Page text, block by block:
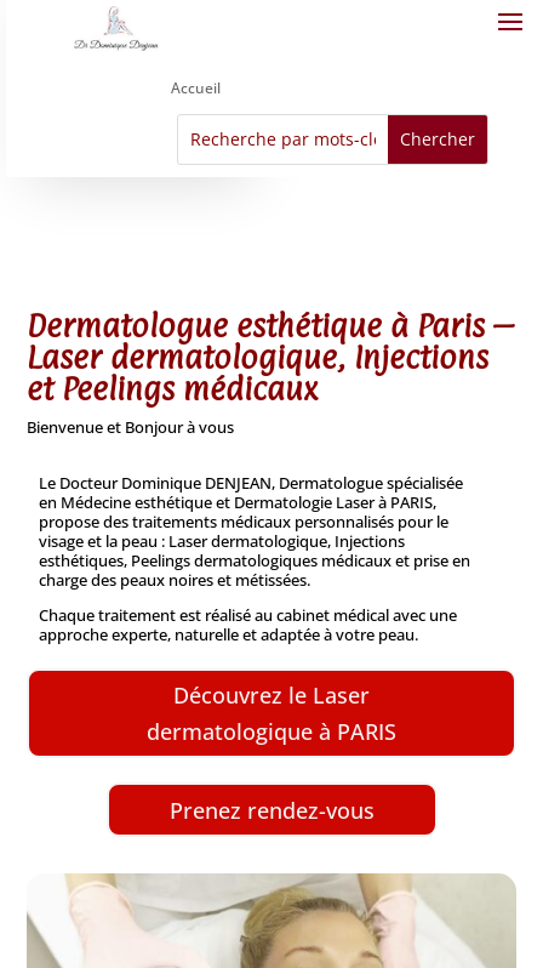
Accueil
Dermatologue esthétique à Paris –
Laser dermatologique, Injections
et Peelings médicaux
Bienvenue et Bonjour à vous
Le Docteur Dominique DENJEAN, Dermatologue spécialisée
en Médecine esthétique et Dermatologie Laser à PARIS,
propose des traitements médicaux personnalisés pour le
visage et la peau : Laser dermatologique, Injections
esthétiques, Peelings dermatologiques médicaux et prise en
charge des peaux noires et métissées.
Chaque traitement est réalisé au cabinet médical avec une
approche experte, naturelle et adaptée à votre peau.
Découvrez le Laser
dermatologique à PARIS
Prenez rendez-vous